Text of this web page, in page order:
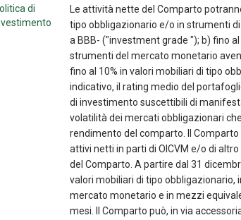
di
Le attività nette del Comparto
tipo obbligazionario e/o in strumenti
a BBB- ("investment grade "); b) fino
strumenti del mercato monetario
fino al 10% in valori mobiliari di tipo
indicativo, il rating medio del
di investimento suscettibili di
volatilità dei mercati obbligazionari
rendimento del comparto. Il
attivi netti in parti di OICVM e/o di
del Comparto. A partire dal 31
valori mobiliari di tipo obbligazionario,
mercato monetario e in mezzi
mesi. Il Comparto può, in via